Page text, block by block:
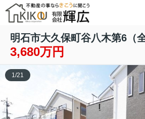
明石市大久保町谷八木第6（
3,680万円
1/21